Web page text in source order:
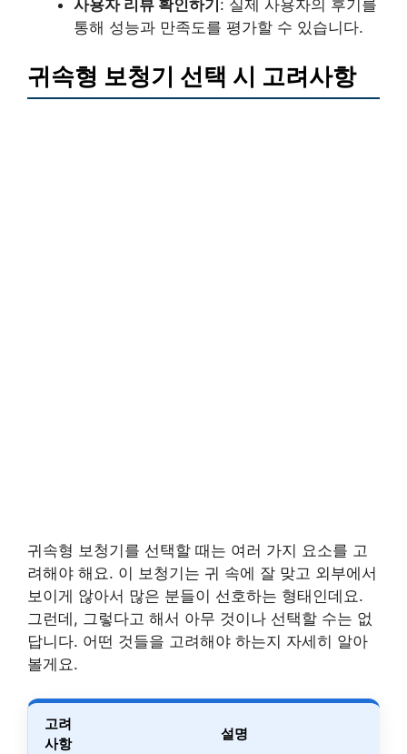
사용자 리뷰 확인하기 : 실제 사용자의 후기를
통해 성능과 만족도를 평가할 수 있습니다.
귀속형 보청기 선택 시 고려사항
귀속형 보청기를 선택할 때는 여러 가지 요소를 고
려해야 해요. 이 보청기는 귀 속에 잘 맞고 외부에서
보이게 않아서 많은 분들이 선호하는 형태인데요.
그런데, 그렇다고 해서 아무 것이나 선택할 수는 없
답니다. 어떤 것들을 고려해야 하는지 자세히 알아
볼게요.
고려
사항
설명